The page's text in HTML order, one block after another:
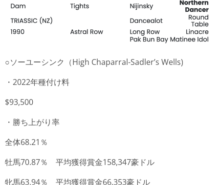
○ソーユーシンク（High Chaparral-Sadler’s Wells)
・2022年種付け料
$93,500
・勝ち上がり率
全体68.21％
牡馬70.87％ 平均獲得賞金158,347豪ドル
牝馬63.94％ 平均獲得賞金66,353豪ドル